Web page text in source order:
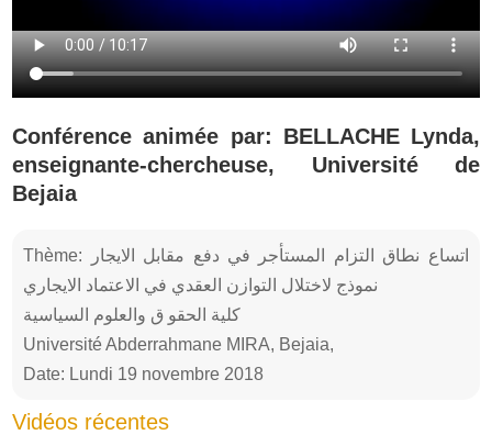
Conférence animée par: BELLACHE Lynda,
enseignante-chercheuse, Université de
Bejaia
Thème: اتساع نطاق التزام المستأجر في دفع مقابل الايجار
نموذج لاختلال التوازن العقدي في الاعتماد الايجاري
كلية الحقو ق والعلوم السياسية
Université Abderrahmane MIRA, Bejaia,
Date: Lundi 19 novembre 2018
Vidéos récentes